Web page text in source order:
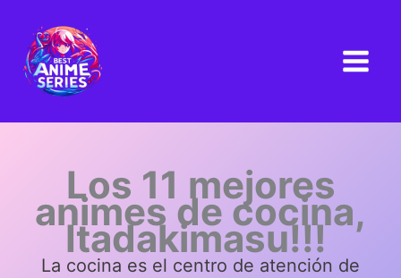
contenido
Los 11 mejores
animes de cocina,
Itadakimasu!!!
La cocina es el centro de atención de